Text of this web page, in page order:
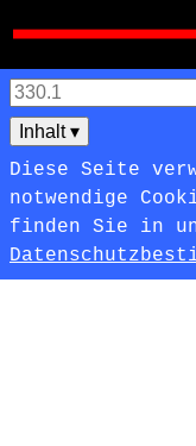
Inhalt▾
Diese Seite
notwendige
finden Sie in